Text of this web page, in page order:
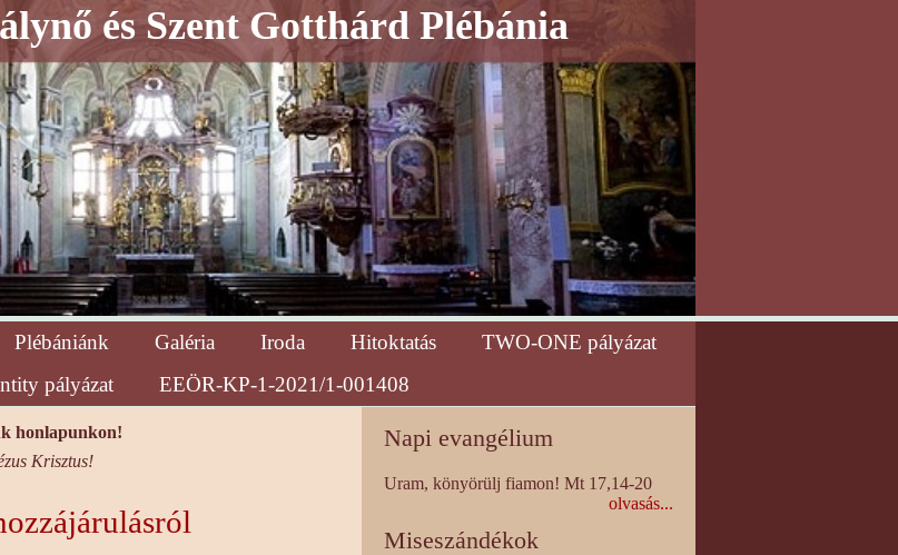
és Szent Gotthárd Plébánia
Plébániánk Galéria Iroda Hitoktatás
TWO-ONE pályázat
pályázat
EEÖR-KP-1-2021/1-001408
honlapunkon!
Krisztus!
Napi evangélium
Uram, könyörülj fiamon! Mt 17,14-20
olvasás...
Miseszándékok